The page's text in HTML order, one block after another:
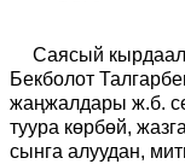
Саясый
Бекболот
жаңжалдары ж.б.
туура көрбөй,
сынга алуудан,